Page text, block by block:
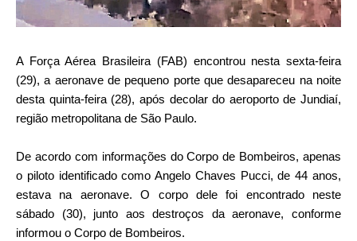
A Força Aérea Brasileira (FAB) encontrou nesta sexta-feira
(29), a aeronave de pequeno porte que desapareceu na noite
desta quinta-feira (28), após decolar do aeroporto de Jundiaí,
região metropolitana de São Paulo.
De acordo com informações do Corpo de Bombeiros, apenas
o piloto identificado como Angelo Chaves Pucci, de 44 anos,
estava na aeronave. O corpo dele foi encontrado neste
sábado (30), junto aos destroços da aeronave, conforme
informou o Corpo de Bombeiros.